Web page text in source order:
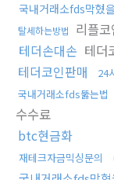
국내거래소fds막혔
탈세하는방법 리플
테더손대손 테더
테더코인판매
24
국내거래소fds뚫는법
수수료
btc현금화
재테크자금믹싱문의